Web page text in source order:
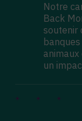
Notre
Back
soutenir
un